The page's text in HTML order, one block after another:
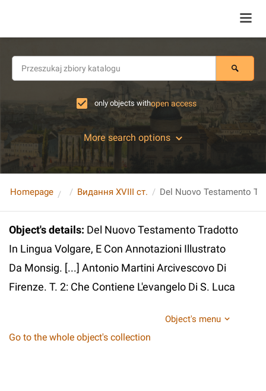
only objects withopen access
More search options
Homepage Видання XVIII ст.
Object's details: Del Nuovo Testamento Tradotto
In Lingua Volgare, E Con Annotazioni Illustrato
Da Monsig. [...] Antonio Martini Arcivescovo Di
Firenze. T. 2: Che Contiene L'evangelo Di S. Luca
Object's menu
Go to the whole object's collection